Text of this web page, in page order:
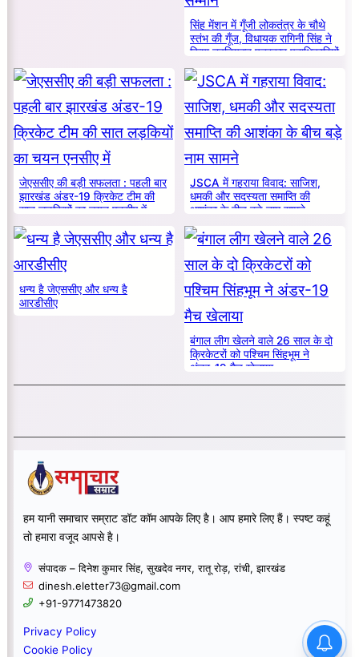
सिंह मेंशन में गूँजी लोकतंत्र के चौथे
स्तंभ की गूँज, विधायक रागिनी सिंह ने
किया नवनियुक्त पत्रकार पदाधिकारियों
का सम्मान
जेएससीए की बड़ी सफलता : पहली बार
झारखंड अंडर-19 क्रिकेट टीम की
सात लड़कियों का चयन एनसीए में
JSCA में गहराया विवाद: साजिश,
धमकी और सदस्यता समाप्ति की
आशंका के बीच बड़े नाम सामने
धन्य है जेएससीए और धन्य है
आरडीसीए
बंगाल लीग खेलने वाले 26 साल के दो
क्रिकेटरों को पश्चिम सिंहभूम ने
अंडर-19 मैच खेलाया
हम यानी समाचार सम्राट डॉट कॉम आपके लिए है। आप हमारे लिए हैं। स्पष्ट कहूं
तो हमारा वजूद आपसे है।
संपादक – दिनेश कुमार सिंह, सुखदेव नगर, रातू रोड़, रांची, झारखंड
dinesh.eletter73@gmail.com
+91-9771473820
Privacy Policy
Cookie Policy